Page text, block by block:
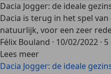
Dacia Jogger: de ideale
Dacia is terug in het spel
natuurlijk, voor een zeer
Félix Bouland · 10/02/2022 · 5
Lees meer
Dacia Jogger: de ideale